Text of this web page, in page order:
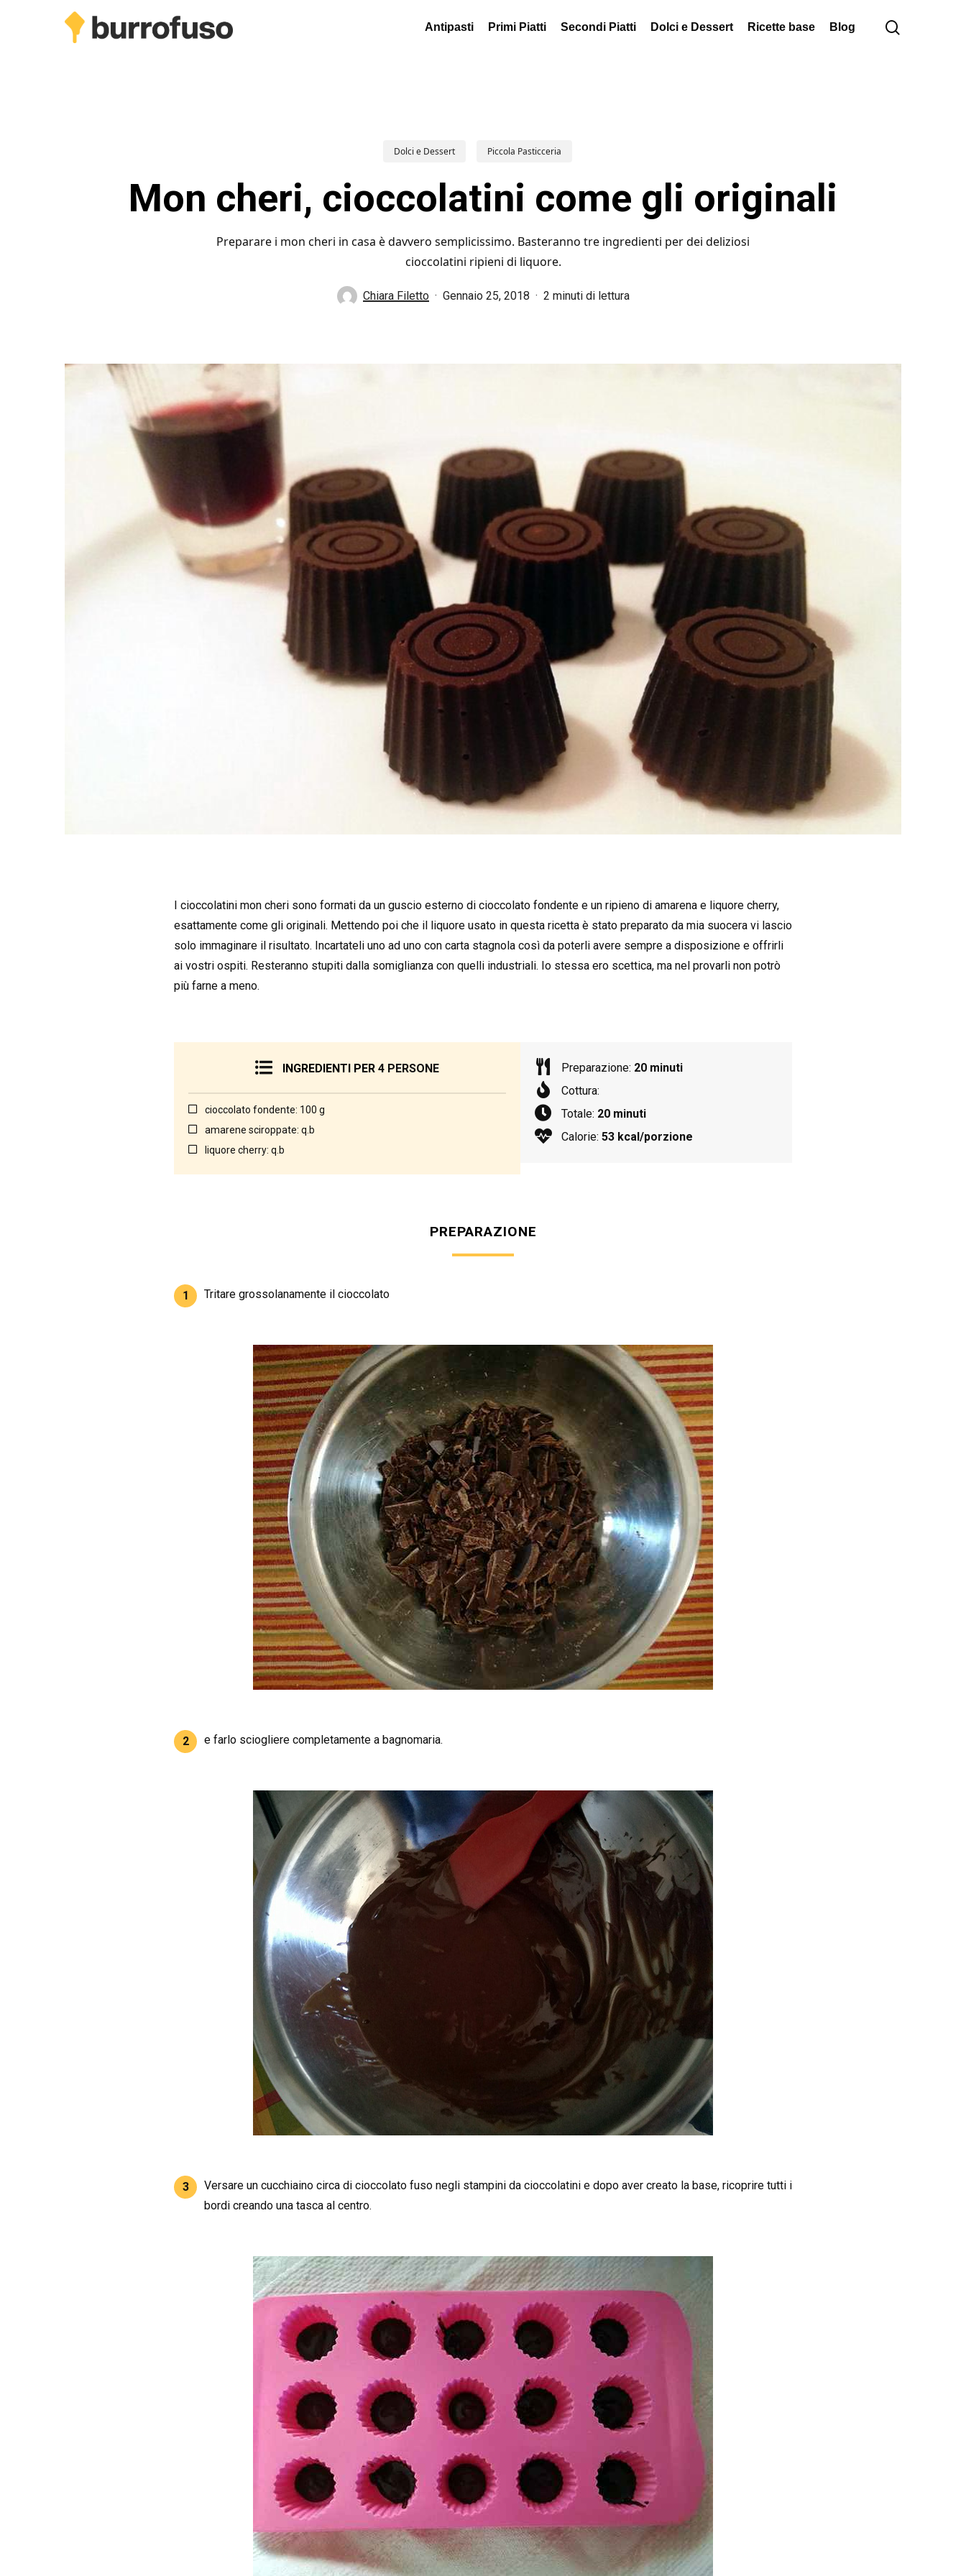
Antipasti Primi Piatti Secondi Piatti Dolci e Dessert Ricette base Blog
Dolci e Dessert Piccola Pasticceria
Mon cheri, cioccolatini come gli originali
Preparare i mon cheri in casa è davvero semplicissimo. Basteranno tre ingredienti per dei deliziosi
cioccolatini ripieni di liquore.
Chiara Filetto Gennaio 25, 2018 2 minuti di lettura
I cioccolatini mon cheri sono formati da un guscio esterno di cioccolato fondente e un ripieno di amarena e liquore cherry,
esattamente come gli originali. Mettendo poi che il liquore usato in questa ricetta è stato preparato da mia suocera vi lascio
solo immaginare il risultato. Incartateli uno ad uno con carta stagnola così da poterli avere sempre a disposizione e offrirli
ai vostri ospiti. Resteranno stupiti dalla somiglianza con quelli industriali. Io stessa ero scettica, ma nel provarli non potrò
più farne a meno.
INGREDIENTI PER 4 PERSONE
cioccolato fondente: 100 g
amarene sciroppate: q.b
liquore cherry: q.b
Preparazione: 20 minuti
Cottura:
Totale: 20 minuti
Calorie:53 kcal/porzione
PREPARAZIONE
1 Tritare grossolanamente il cioccolato
2 e farlo sciogliere completamente a bagnomaria.
3
Versare un cucchiaino circa di cioccolato fuso negli stampini da cioccolatini e dopo aver creato la base, ricoprire tutti i
bordi creando una tasca al centro.